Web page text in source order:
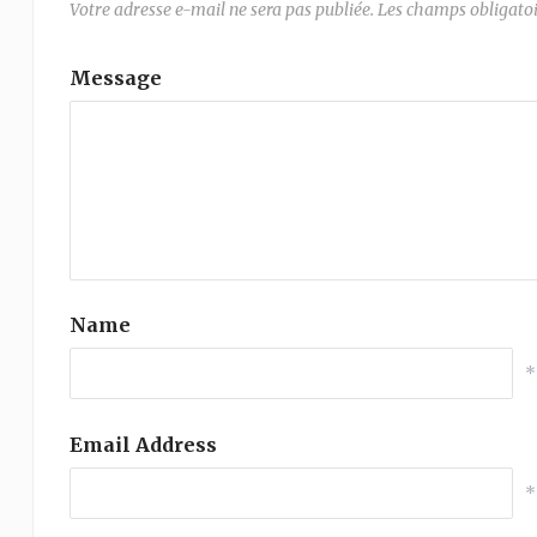
Votre adresse e-mail ne sera pas publiée. Les champs
Message
Name
*
Email Address
*